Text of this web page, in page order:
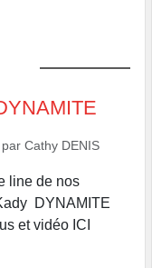
par Cathy DENIS
line de nos
DYNAMITE
et vidéo ICI